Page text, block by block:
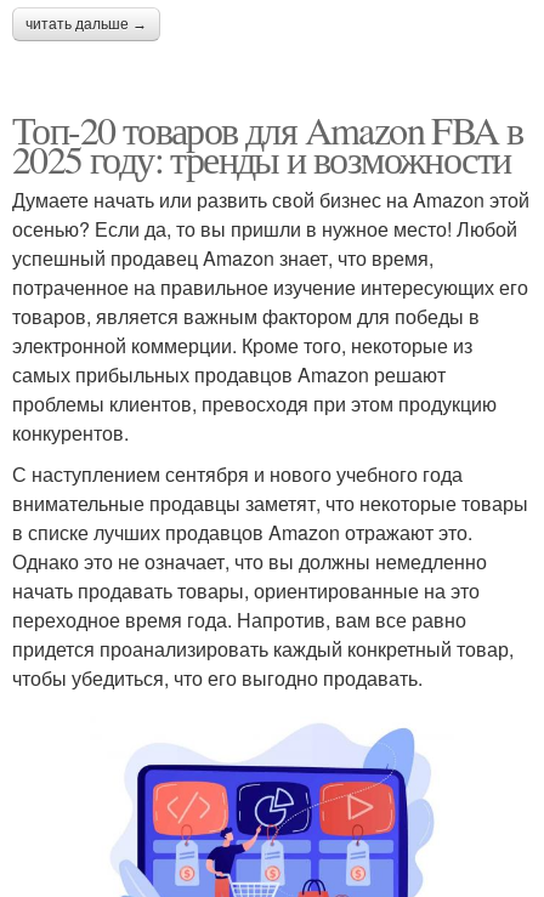
читать дальше →
Топ-20 товаров для Amazon FBA в
2025 году: тренды и возможности
Думаете начать или развить свой бизнес на Amazon этой
осенью? Если да, то вы пришли в нужное место! Любой
успешный продавец Amazon знает, что время,
потраченное на правильное изучение интересующих его
товаров, является важным фактором для победы в
электронной коммерции. Кроме того, некоторые из
самых прибыльных продавцов Amazon решают
проблемы клиентов, превосходя при этом продукцию
конкурентов.
С наступлением сентября и нового учебного года
внимательные продавцы заметят, что некоторые товары
в списке лучших продавцов Amazon отражают это.
Однако это не означает, что вы должны немедленно
начать продавать товары, ориентированные на это
переходное время года. Напротив, вам все равно
придется проанализировать каждый конкретный товар,
чтобы убедиться, что его выгодно продавать.